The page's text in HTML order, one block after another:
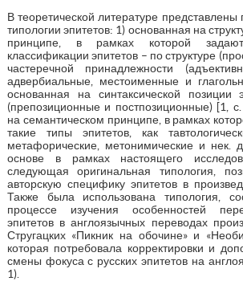
В теоретической литературе
типологии эпитетов: 1) основанная на
принципе, в рамках которой
классификации эпитетов – по структуре
частеречной принадлежности
адвербиальные, местоименные и
основанная на синтаксической позиции
(препозиционные и постпозиционные) [1,
на семантическом принципе, в рамках
такие типы эпитетов, как
метафорические, метонимические и
основе в рамках настоящего
следующая оригинальная типология,
авторскую специфику эпитетов в
Также была использована типология,
процессе изучения особенностей
эпитетов в англоязычных переводах
Стругацких «Пикник на обочине» и
которая потребовала корректировки и
смены фокуса с русских эпитетов на
1).